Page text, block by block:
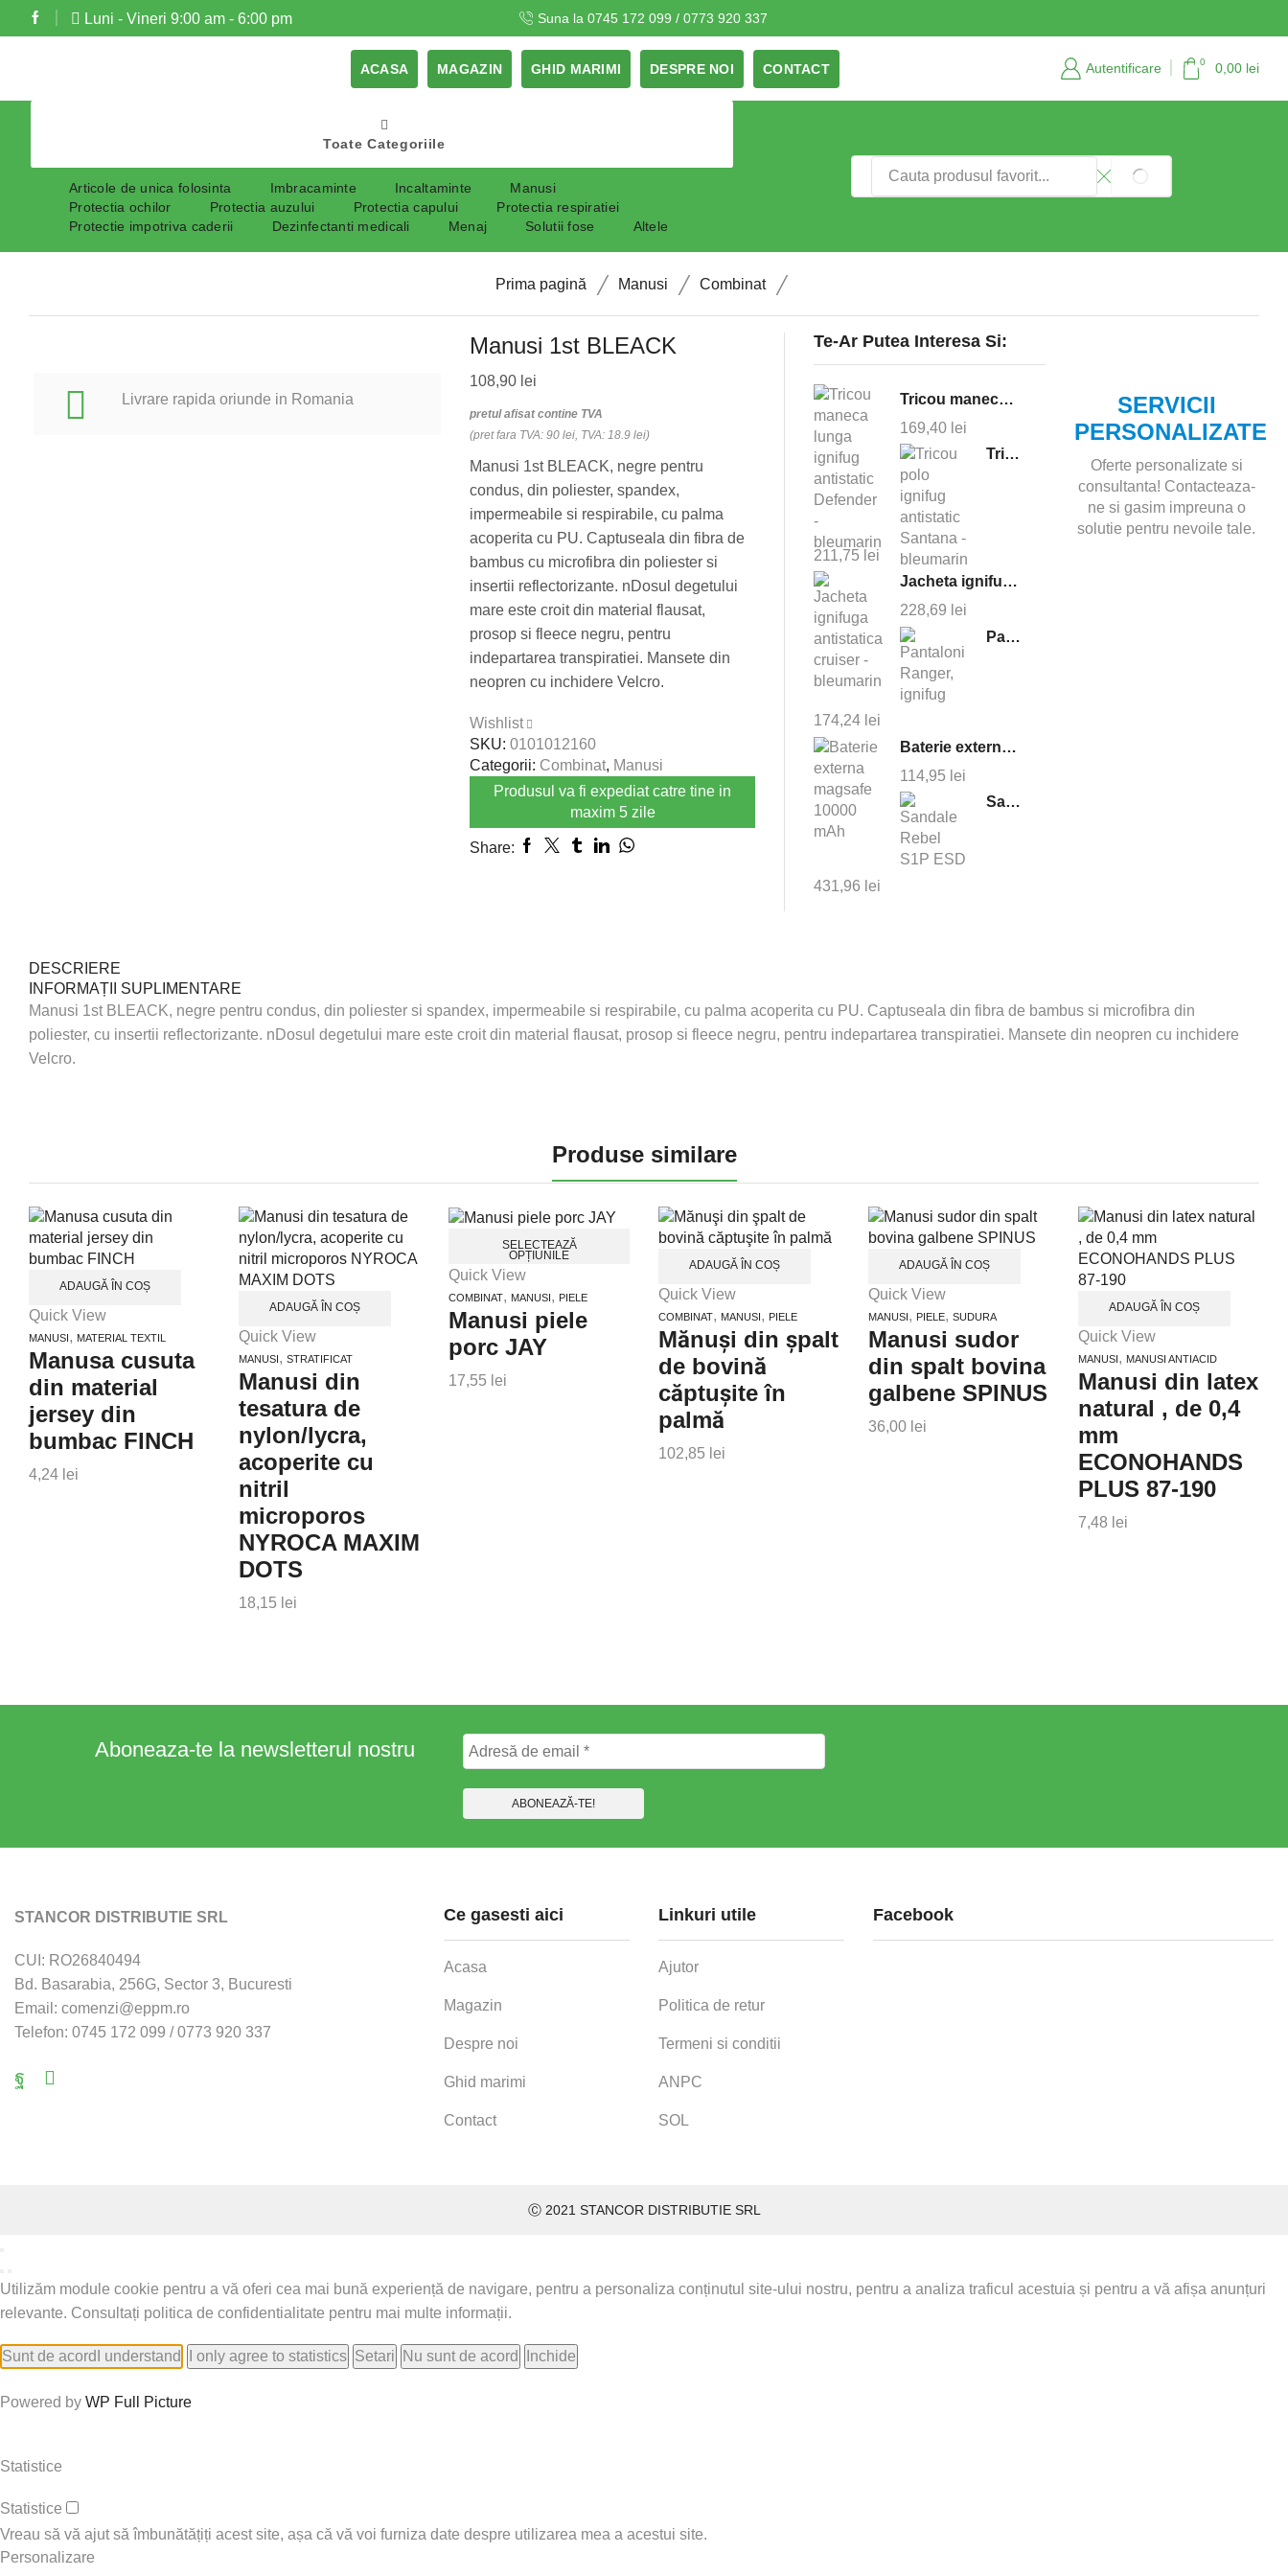
Luni - Vineri 9:00 am - 6:00 pm Suna la 0745 172 099 / 0773 920 337
ACASA MAGAZIN GHID MARIMI DESPRE NOI CONTACT Autentificare 0 0,00 lei
Toate Categoriile
Articole de unica folosinta Imbracaminte Incaltaminte
Manusi
Protectia ochilor
Protectia auzului Protectia capului
Protectia respiratiei
Protectie impotriva caderii
Dezinfectanti medicali Menaj Solutii fose Altele
Search
SEARCH
Prima pagină / Manusi / Combinat /
Livrare rapida oriunde in Romania
Manusi 1st BLEACK
108,90 lei
pretul afisat contine TVA
(pret fara TVA: 90 lei, TVA: 18.9 lei)
Manusi 1st BLEACK, negre pentru
condus, din poliester, spandex,
impermeabile si respirabile, cu palma
acoperita cu PU. Captuseala din fibra de
bambus cu microfibra din poliester si
insertii reflectorizante. nDosul degetului
mare este croit din material flausat,
prosop si fleece negru, pentru
indepartarea transpiratiei. Mansete din
neopren cu inchidere Velcro.
Wishlist
SKU: 0101012160
Categorii: Combinat, Manusi
Produsul va fi expediat catre tine in
maxim 5 zile
Share:
Te-Ar Putea Interesa Si:
Tricou maneca lunga ignifug antistatic Defender - bleumarin
169,40 lei
Tricou polo ignifug antistatic Santana - bleumarin
211,75 lei
Jacheta ignifuga antistatica cruiser - bleumarin
228,69 lei
Pantaloni Ranger, ignifug
174,24 lei
Baterie externa magsafe 10000 mAh
114,95 lei
Sandale Rebel S1P ESD
431,96 lei
SERVICII
PERSONALIZATE
Oferte personalizate si
consultanta! Contacteaza-
ne si gasim impreuna o
solutie pentru nevoile tale.
DESCRIERE
INFORMAȚII SUPLIMENTARE
Manusi 1st BLEACK, negre pentru condus, din poliester si spandex, impermeabile si respirabile, cu palma acoperita cu PU. Captuseala din fibra de bambus si microfibra din
poliester, cu insertii reflectorizante. nDosul degetului mare este croit din material flausat, prosop si fleece negru, pentru indepartarea transpiratiei. Mansete din neopren cu inchidere
Velcro.
Produse similare
ADAUGĂ ÎN COȘ
Quick View
MANUSI , MATERIAL TEXTIL
Manusa cusuta
din material
jersey din
bumbac FINCH
4,24 lei
ADAUGĂ ÎN COȘ
Quick View
MANUSI , STRATIFICAT
Manusi din
tesatura de
nylon/lycra,
acoperite cu
nitril
microporos
NYROCA MAXIM
DOTS
18,15 lei
SELECTEAZĂ
OPȚIUNILE
Acest
produs
are
multe
variații.
Quick View
COMBINAT, MANUSI, PIELE
Manusi piele
porc JAY
17,55 lei
ADAUGĂ ÎN COȘ
Quick View
COMBINAT, MANUSI , PIELE
Mănuşi din şpalt
de bovină
căptuşite în
palmă
102,85 lei
ADAUGĂ ÎN COȘ
Quick View
MANUSI , PIELE, SUDURA
Manusi sudor
din spalt bovina
galbene SPINUS
36,00 lei
ADAUGĂ ÎN COȘ
Quick View
MANUSI , MANUSI ANTIACID
Manusi din latex
natural , de 0,4
mm
ECONOHANDS
PLUS 87-190
7,48 lei
Aboneaza-te la newsletterul nostru
STANCOR DISTRIBUTIE SRL
CUI: RO26840494
Bd. Basarabia, 256G, Sector 3, Bucuresti
Email: comenzi@eppm.ro
Telefon: 0745 172 099 / 0773 920 337
Facebook
Ce gasesti aici
Acasa
Magazin
Despre noi
Ghid marimi
Contact
Linkuri utile
Ajutor
Politica de retur
Termeni si conditii
ANPC
SOL
Facebook
Ⓒ 2021 STANCOR DISTRIBUTIE SRL
Utilizăm module cookie pentru a vă oferi cea mai bună experiență de navigare, pentru a personaliza conținutul site-ului nostru, pentru a analiza traficul acestuia și pentru a vă afișa anunțuri
relevante. Consultați politica de confidentialitate pentru mai multe informații.
Sunt de acord I understand I only agree to statistics Setari Nu sunt de acord Inchide
Powered by WP Full Picture
Statistice
Statistice
Vreau să vă ajut să îmbunătățiți acest site, așa că vă voi furniza date despre utilizarea mea a acestui site.
Personalizare